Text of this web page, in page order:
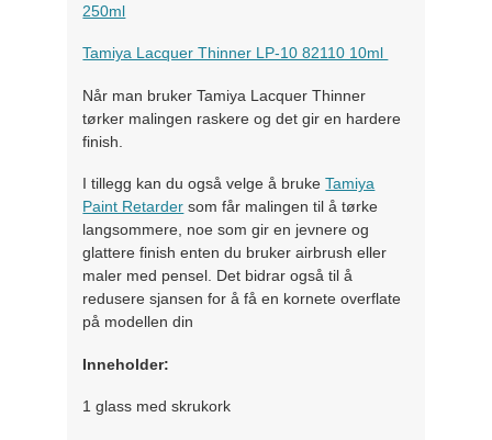
250ml
Tamiya Lacquer Thinner LP-10 82110 10ml
Når man bruker Tamiya Lacquer Thinner
tørker malingen raskere og det gir en hardere
finish.
I tillegg kan du også velge å brukeTamiya
Paint Retarder som får malingen til å tørke
langsommere, noe som gir en jevnere og
glattere finish enten du bruker airbrush eller
maler med pensel. Det bidrar også til å
redusere sjansen for å få en kornete overflate
på modellen din
Inneholder:
1 glass med skrukork